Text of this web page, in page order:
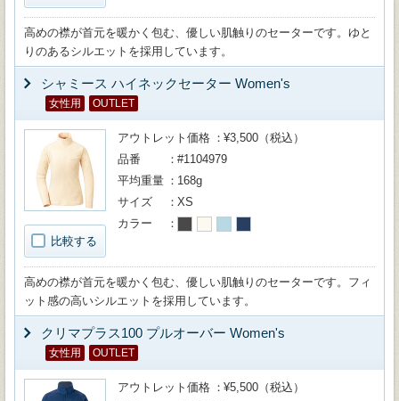
高めの襟が首元を暖かく包む、優しい肌触りのセーターです。ゆと
りのあるシルエットを採用しています。
シャミース ハイネックセーター Women's
女性用 OUTLET
比較する
アウトレット価格
¥3,500（税込）
品番
#1104979
平均重量
168g
サイズ
XS
カラー
高めの襟が首元を暖かく包む、優しい肌触りのセーターです。フィ
ット感の高いシルエットを採用しています。
クリマプラス100 プルオーバー Women's
女性用 OUTLET
アウトレット価格
¥5,500（税込）